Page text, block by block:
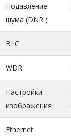
Подавление
шума (DNR )
BLC
WDR
Настройки
изображения
Ethernet